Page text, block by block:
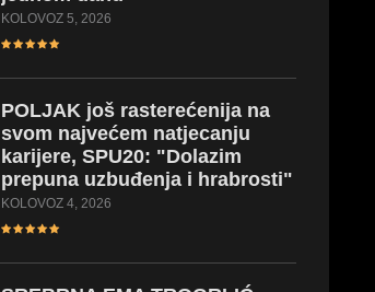
KOLOVOZ 5, 2026
POLJAKjoš rasterećenija na
svom najvećem natjecanju
karijere, SPU20: "Dolazim
prepuna uzbuđenja i hrabrosti"
KOLOVOZ 4, 2026